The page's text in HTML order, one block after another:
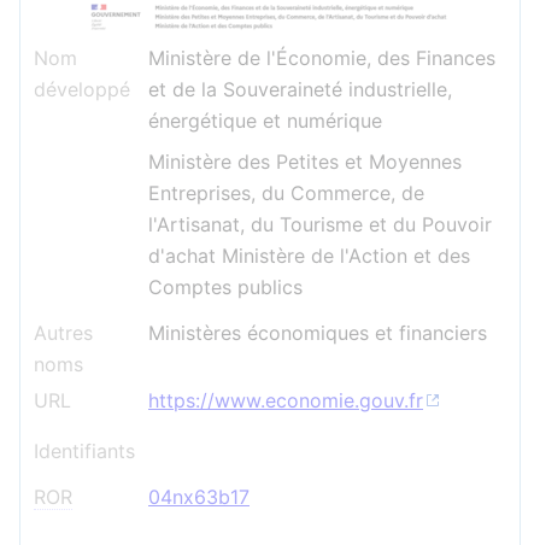
Nom
développé
Ministère de l'Économie, des Finances
et de la Souveraineté industrielle,
énergétique et numérique
Ministère des Petites et Moyennes
Entreprises, du Commerce, de
l'Artisanat, du Tourisme et du Pouvoir
d'achat Ministère de l'Action et des
Comptes publics
Autres
noms
Ministères économiques et financiers
URL https://www.economie.gouv.fr
Identifiants
ROR
04nx63b17